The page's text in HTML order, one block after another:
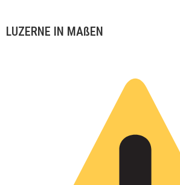
LUZERNE IN MAßEN